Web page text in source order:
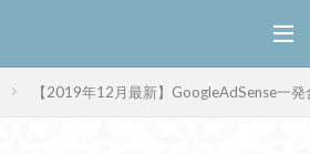
【2019年12月最新】GoogleAdSense一